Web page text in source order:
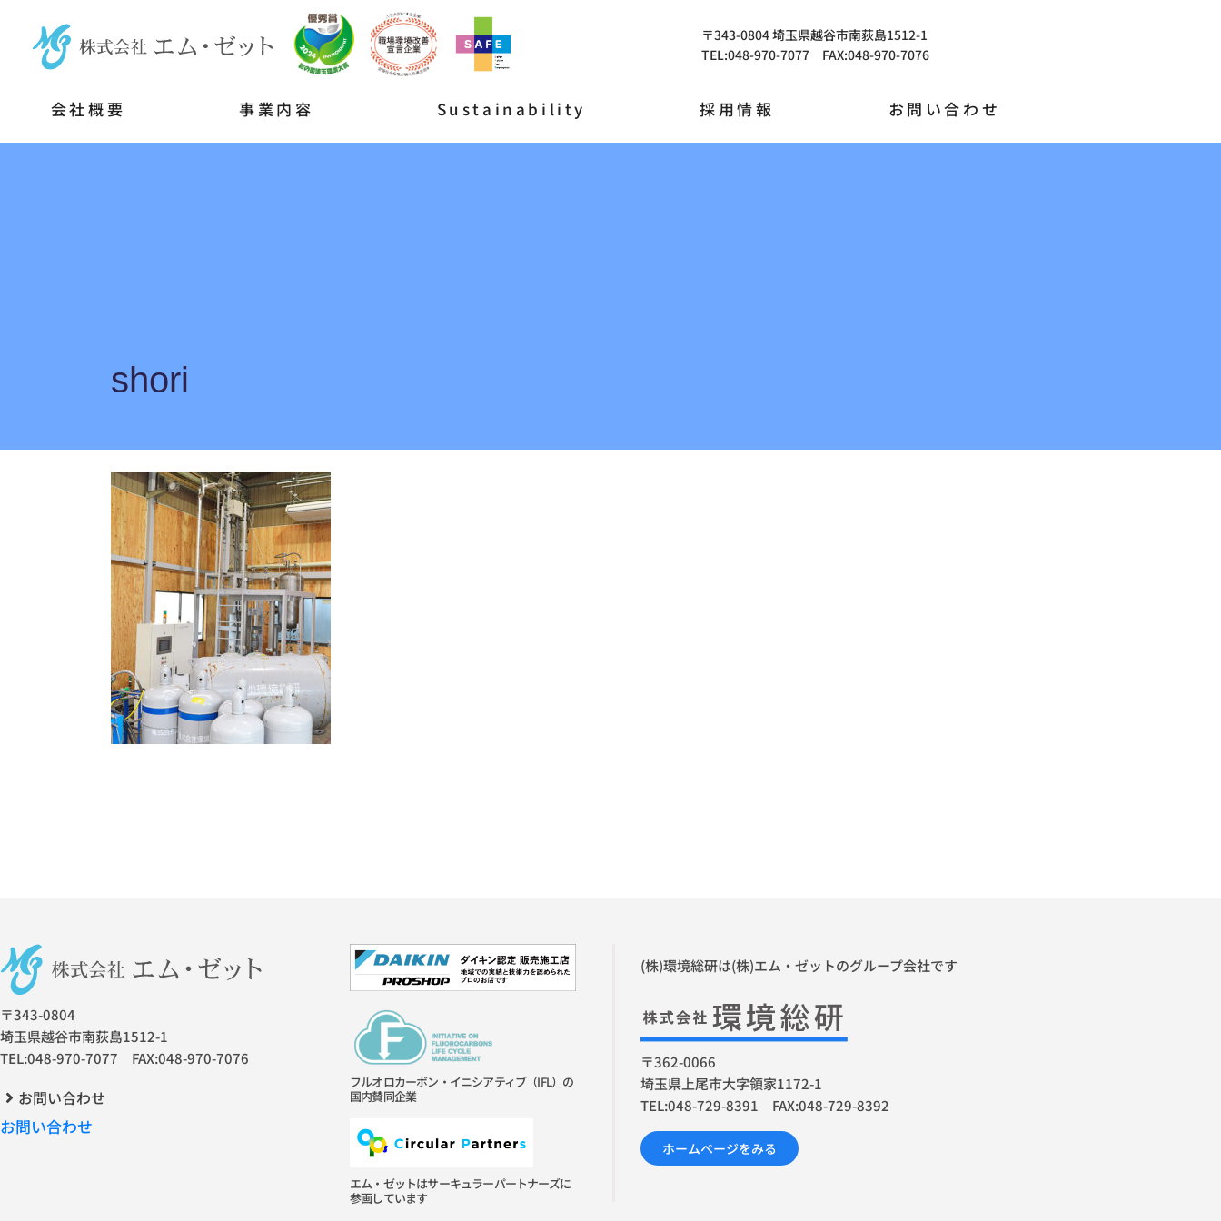
〒343-0804 埼玉県越谷市南荻島1512-1
TEL:048-970-7077 FAX:048-970-7076
会社概要 事業内容 Sustainability 採用情報 お問い合わせ
shori
〒343-0804
埼玉県越谷市南荻島1512-1
TEL:048-970-7077 FAX:048-970-7076
お問い合わせ
お問い合わせ
フルオロカーボン・イニシアティブ（IFL）の
国内賛同企業
エム・ゼットはサーキュラーパートナーズに
参画しています
(株)環境総研は(株)エム・ゼットのグループ会社です
〒362-0066
埼玉県上尾市大字領家1172-1
TEL:048-729-8391 FAX:048-729-8392
ホームページをみる